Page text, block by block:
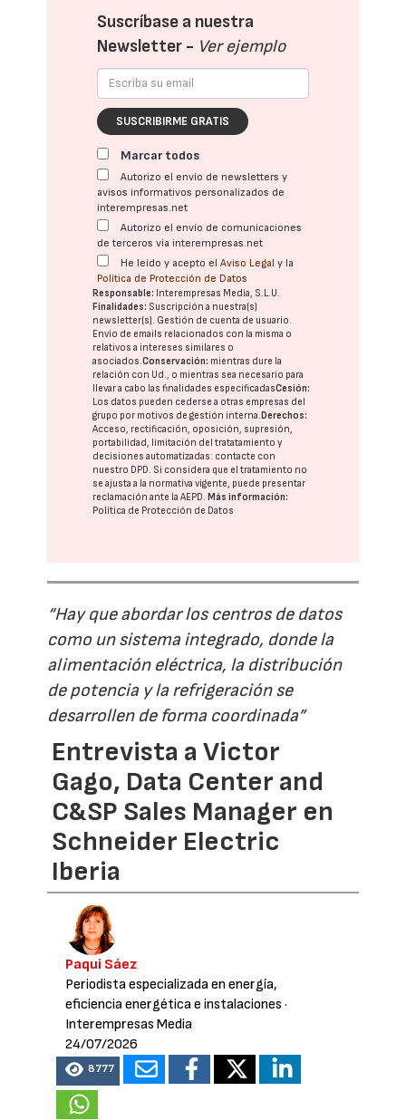
Suscríbase a nuestra
Newsletter - Ver ejemplo
SUSCRIBIRME GRATIS
Marcar todos
Autorizo el envío de newsletters y
avisos informativos personalizados de
interempresas.net
Autorizo el envío de comunicaciones
de terceros vía interempresas.net
He leído y acepto elAviso Legal y la
Política de Protección de Datos
Responsable: Interempresas Media, S.L.U.
Finalidades: Suscripción a nuestra(s)
newsletter(s). Gestión de cuenta de usuario.
Envío de emails relacionados con la misma o
relativos a intereses similares o
asociados.Conservación: mientras dure la
relación con Ud., o mientras sea necesario para
llevar a cabo las finalidades especificadasCesión:
Los datos pueden cederse a otras empresas del
grupo por motivos de gestión interna.Derechos:
Acceso, rectificación, oposición, supresión,
portabilidad, limitación del tratatamiento y
decisiones automatizadas: contacte con
nuestro DPD. Si considera que el tratamiento no
se ajusta a la normativa vigente, puede presentar
reclamación ante laAEPD.Más información:
Política de Protección de Datos
“Hay que abordar los centros de datos
como un sistema integrado, donde la
alimentación eléctrica, la distribución
de potencia y la refrigeración se
desarrollen de forma coordinada”
Entrevista a Victor
Gago, Data Center and
C&SP Sales Manager en
Schneider Electric
Iberia
Paqui Sáez
Periodista especializada en energía,
eficiencia energética e instalaciones ·
Interempresas Media
24/07/2026
8777